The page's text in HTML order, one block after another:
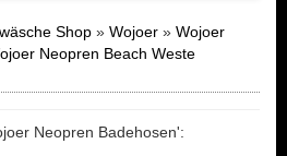
Shop » Wojoer » Wojoer
Neopren Beach Weste
Neopren Badehosen':